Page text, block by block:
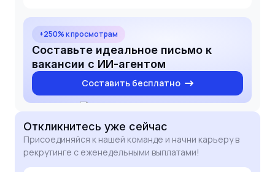
+250% к просмотрам
Составьте идеальное письмо к
вакансии с ИИ-агентом
Составить бесплатно
Откликнитесь уже сейчас
Присоединяйся к нашей команде и начни карьеру в
рекрутинге с еженедельными выплатами!